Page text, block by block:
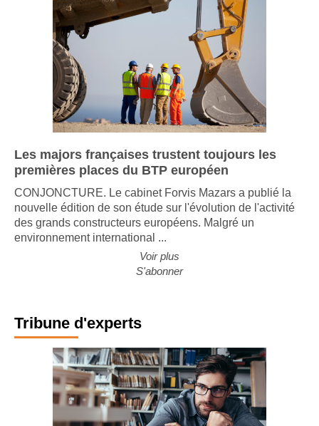
Les majors françaises trustent toujours les
premières places du BTP européen
CONJONCTURE. Le cabinet Forvis Mazars a publié la
nouvelle édition de son étude sur l'évolution de l'activité
des grands constructeurs européens. Malgré un
environnement international ...
Voir plus
S'abonner
Tribune d'experts